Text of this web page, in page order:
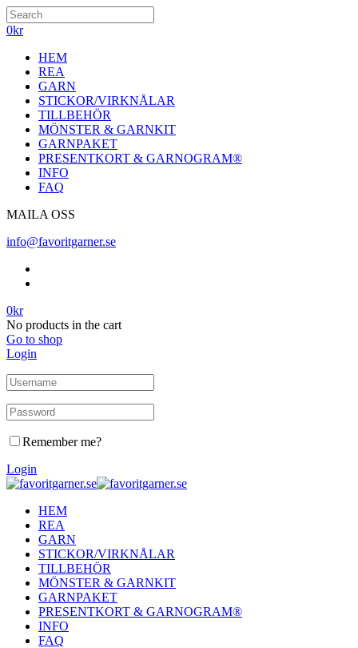
0kr
HEM
REA
GARN
STICKOR/VIRKNÅLAR
TILLBEHÖR
MÖNSTER & GARNKIT
GARNPAKET
PRESENTKORT & GARNOGRAM®
INFO
FAQ
MAILA OSS
info@favoritgarner.se
0kr
No products in the cart
Go to shop
Login
Remember me?
Login
HEM
REA
GARN
STICKOR/VIRKNÅLAR
TILLBEHÖR
MÖNSTER & GARNKIT
GARNPAKET
PRESENTKORT & GARNOGRAM®
INFO
FAQ